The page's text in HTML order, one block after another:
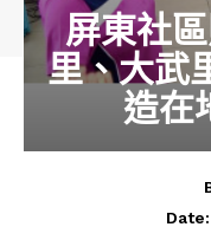
屏東社
里、大武
造在
Date: